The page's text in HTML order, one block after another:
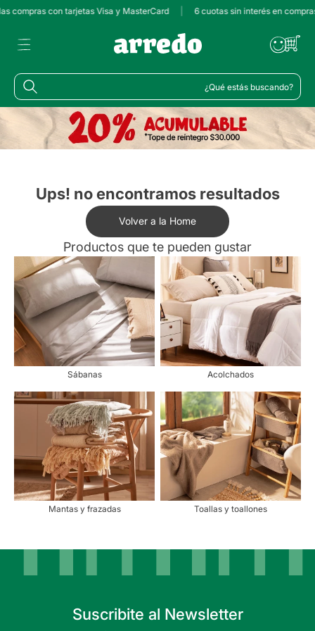
compras con tarjetas Visa y MasterCard 6 cuotas sin interés en
¿Qué estás buscando?
Ups! no encontramos resultados
Volver a la Home
Productos que te pueden gustar
Sábanas Acolchados
Mantas y frazadas Toallas y toallones
Suscribite al Newsletter